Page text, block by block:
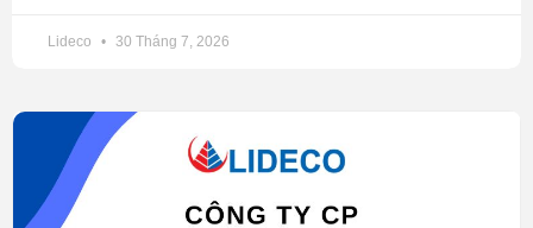
Lideco 30 Tháng 7, 2026